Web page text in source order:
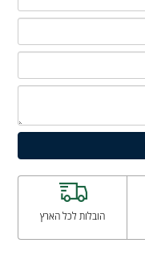
הובלות לכל הארץ